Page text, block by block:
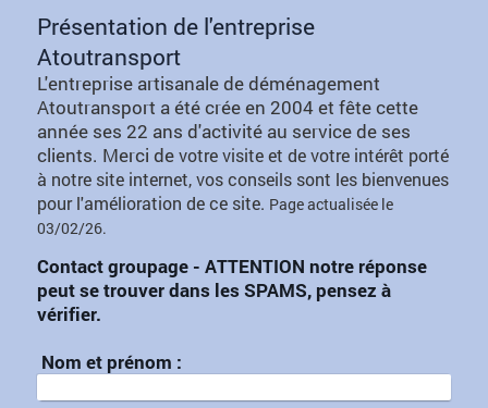
Présentation de l'entreprise
Atoutransport
L'entreprise artisanale de déménagement
Atoutransport a été crée en 2004 et fête cette
année ses 22 ans d'activité au service de ses
clients. Merci devotre visite et de votre intérêt porté
à notre site internet, vos conseils sont les bienvenues
pour l'amélioration de ce site. Page actualisée le
03/02/26.
Contact groupage - ATTENTION notre réponse
peut se trouver dans les SPAMS, pensez à
vérifier.
Nom et prénom :